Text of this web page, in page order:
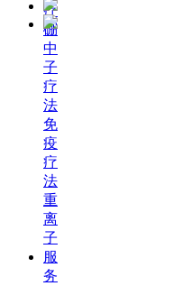
疗
硼
中
子
疗
法
免
疫
疗
法
重
离
子
服
务